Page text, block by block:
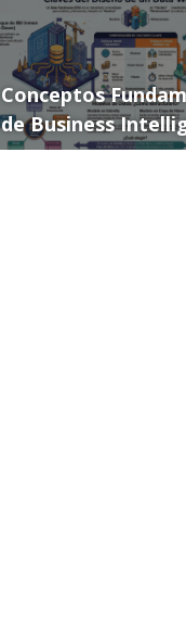
Conceptos
de Business